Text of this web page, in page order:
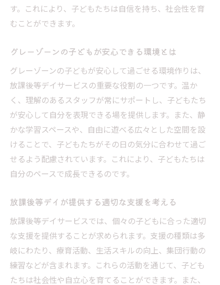
す。これにより、子どもたちは自信を持ち、社会性を育
むことができます。
グレーゾーンの子どもが安心できる環境とは
グレーゾーンの子どもが安心して過ごせる環境作りは、
放課後等デイサービスの重要な役割の一つです。温か
く、理解のあるスタッフが常にサポートし、子どもたち
が安心して自分を表現できる場を提供します。また、静
かな学習スペースや、自由に遊べる広々とした空間を設
けることで、子どもたちがその日の気分に合わせて過ご
せるよう配慮されています。これにより、子どもたちは
自分のペースで成長できるのです。
放課後等デイが提供する適切な支援を考える
放課後等デイサービスでは、個々の子どもに合った適切
な支援を提供することが求められます。支援の種類は多
岐にわたり、療育活動、生活スキルの向上、集団行動の
練習などが含まれます。これらの活動を通じて、子ども
たちは社会性や自立心を育てることができます。また、